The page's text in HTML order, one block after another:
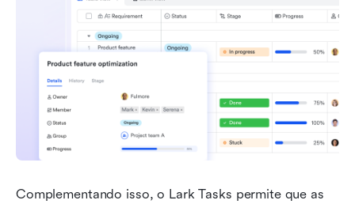
Complementando isso, o Lark Tasks permite que as